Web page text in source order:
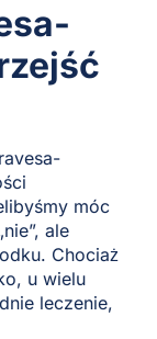
móc
ale
Chociaż
u wielu
leczenie,